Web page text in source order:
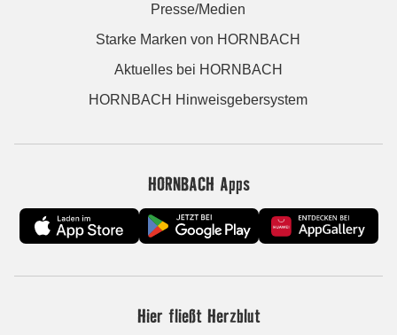
Presse/Medien
Starke Marken von HORNBACH
Aktuelles bei HORNBACH
HORNBACH Hinweisgebersystem
HORNBACH Apps
Hier fließt Herzblut